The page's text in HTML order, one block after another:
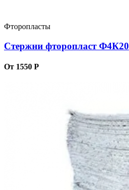
Фторопласты
Стержни фторопласт Ф4К20
От 1550 Р